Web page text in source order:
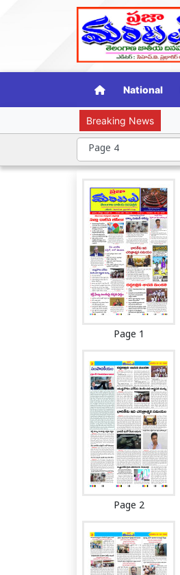
National
Breaking News
Page 1
Page 2